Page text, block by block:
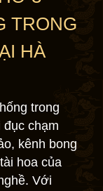
TRONG
HÀ
trong
đục chạm
kênh bong
hoa của
Với